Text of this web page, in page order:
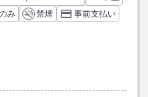
み
禁煙 事前支払い